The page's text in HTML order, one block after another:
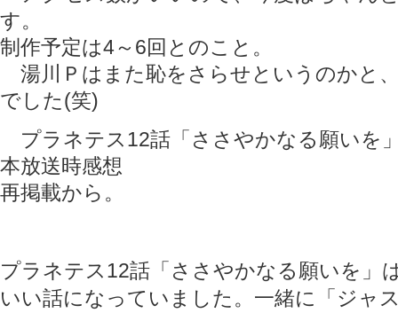
す。
制作予定は4～6回とのこと。
湯川Ｐはまた恥をさらせというのかと
でした(笑)
プラネテス12話「ささやかなる願いを
本放送時感想
再掲載から。
プラネテス12話「ささやかなる願いを」
いい話になっていました。一緒に「ジャ